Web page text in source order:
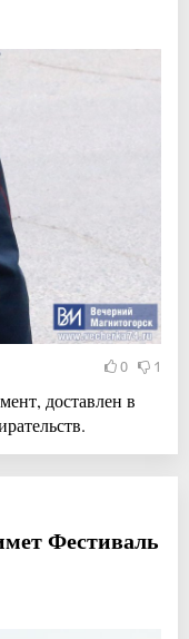
0 1
доставлен в
Фестиваль